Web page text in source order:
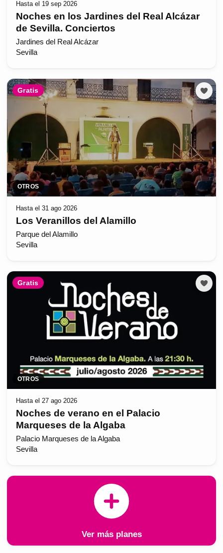
Hasta el 19 sep 2026
Noches en los Jardines del Real Alcázar
de Sevilla. Conciertos
Jardines del Real Alcázar
Sevilla
Gratis
OTROS
Hasta el 31 ago 2026
Los Veranillos del Alamillo
Parque del Alamillo
Sevilla
Gratis
OTROS
Hasta el 27 ago 2026
Noches de verano en el Palacio
Marqueses de la Algaba
Palacio Marqueses de la Algaba
Sevilla
Ver más planes